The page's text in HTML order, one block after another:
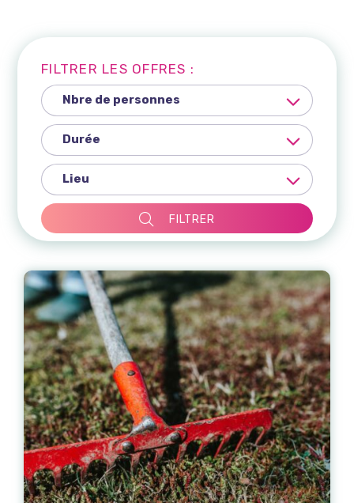
FILTRER LES OFFRES :
FILTRER